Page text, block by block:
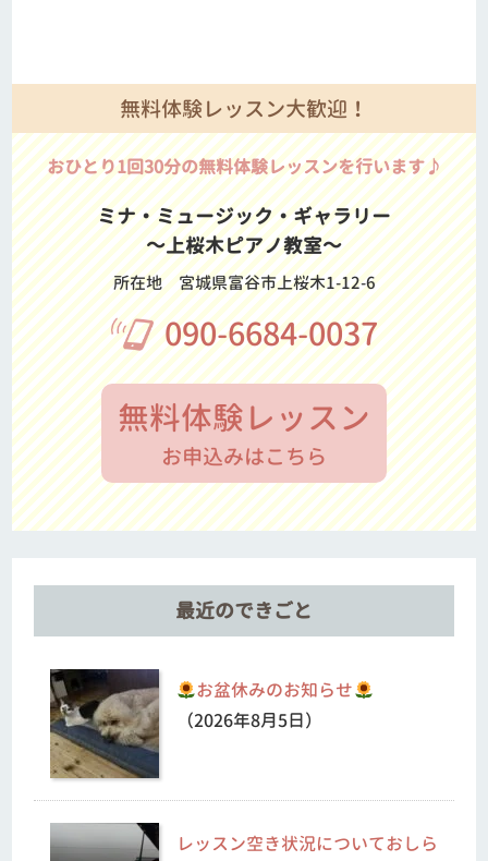
無料体験レッスン大歓迎！
おひとり1回30分の無料体験レッスンを行います♪
ミナ・ミュージック・ギャラリー
～上桜木ピアノ教室～
所在地 宮城県富谷市上桜木1-12-6
090-6684-0037
無料体験レッスン
お申込みはこちら
最近のできごと
お盆休みのお知らせ
（2026年8月5日）
レッスン空き状況についておしら